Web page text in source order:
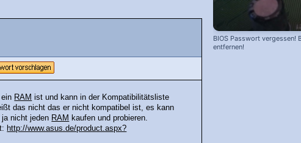
RAM ist und kann in der Kompatibilitätsliste
das nicht das er nicht kompatibel ist, es kann
nicht jeden RAM kaufen und probieren.
http://www.asus.de/product.aspx?
BIOS Passwort vergessen!
entfernen!